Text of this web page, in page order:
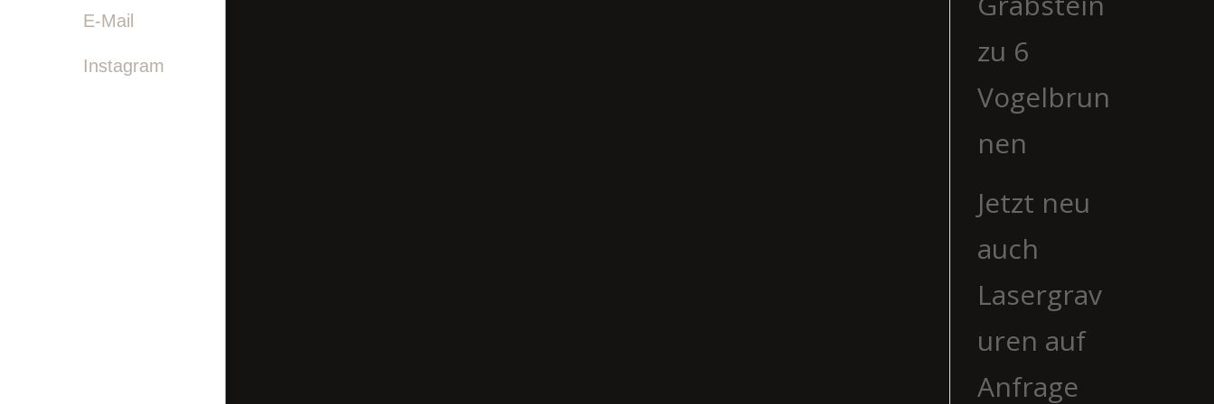
E-Mail
Instagram
zu 6
Vogelbrun
nen
Jetzt neu
auch
Lasergrav
uren auf
Anfrage